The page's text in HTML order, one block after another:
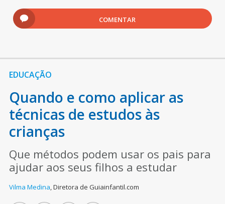
COMENTAR
EDUCAÇÃO
Quando e como aplicar as
técnicas de estudos às
crianças
Que métodos podem usar os pais para
ajudar aos seus filhos a estudar
Vilma Medina,Diretora de Guiainfantil.com